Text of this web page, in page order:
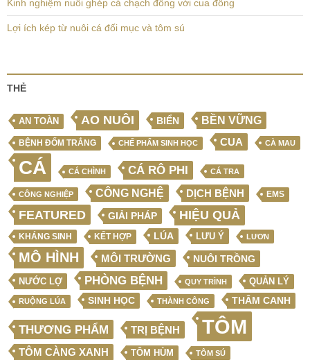
Kinh nghiệm nuôi ghép cá chạch đồng với cua đồng
Lợi ích kép từ nuôi cá đối mục và tôm sú
THẺ
AN TOÀN AO NUÔI BIỂN BỀN VỮNG
BỆNH ĐỐM TRẮNG CHẾ PHẨM SINH HỌC CUA CÀ MAU
CÁ CÁ CHÌNH CÁ RÔ PHI CÁ TRA
CÔNG NGHIỆP CÔNG NGHỆ DỊCH BỆNH EMS
FEATURED GIẢI PHÁP HIỆU QUẢ
KHÁNG SINH KẾT HỢP LÚA LƯU Ý LƯƠN
MÔ HÌNH MÔI TRƯỜNG NUÔI TRỒNG
NƯỚC LỢ PHÒNG BỆNH QUY TRÌNH QUẢN LÝ
RUỘNG LÚA SINH HỌC THÀNH CÔNG THÂM CANH
THƯƠNG PHẨM TRỊ BỆNH TÔM
TÔM CÀNG XANH TÔM HÙM TÔM SÚ